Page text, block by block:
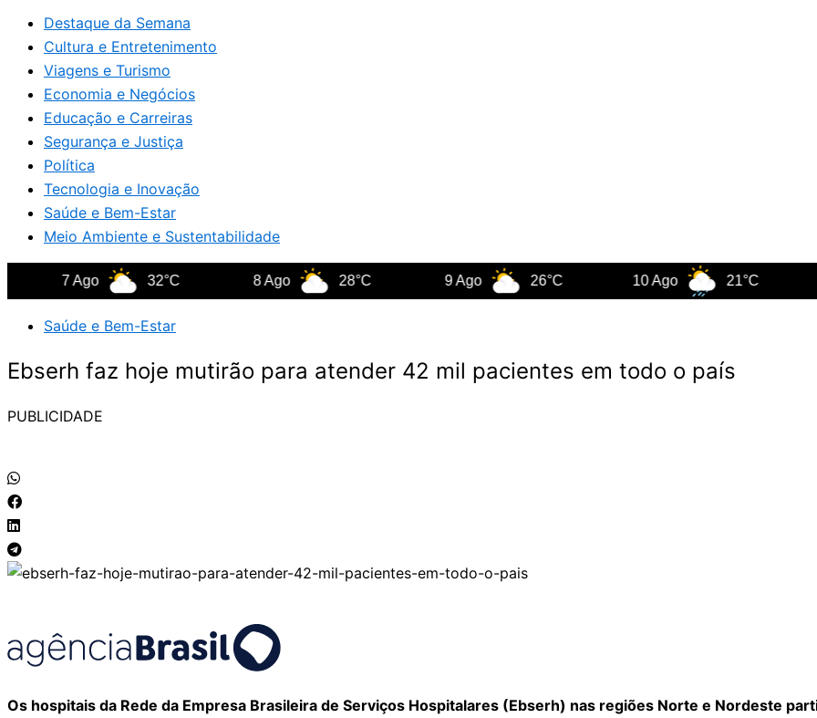
Destaque da Semana
Cultura e Entretenimento
Viagens e Turismo
Economia e Negócios
Educação e Carreiras
Segurança e Justiça
Política
Tecnologia e Inovação
Saúde e Bem-Estar
Meio Ambiente e Sustentabilidade
32°C 28°C 26°C 10 Ago 21°C 11
Saúde e Bem-Estar
Ebserh faz hoje mutirão para atender 42 mil pacientes em todo o país
PUBLICIDADE
Os hospitais da Rede da Empresa Brasileira de Serviços Hospitalares (Ebserh) nas regiões Norte e Nordeste